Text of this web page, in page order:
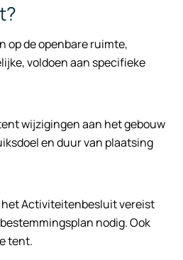
op de openbare ruimte,
voldoen aan specifieke
wijzigingen aan het gebouw
en duur van plaatsing
het Activiteitenbesluit vereist
nodig. Ook
tent.